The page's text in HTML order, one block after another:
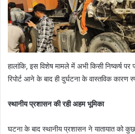
हालांकि, इस विशेष मामले में अभी किसी निष्कर्ष पर
रिपोर्ट आने के बाद ही दुर्घटना के वास्तविक कारण
स्थानीय प्रशासन की रही अहम भूमिका
घटना के बाद स्थानीय प्रशासन ने यातायात को